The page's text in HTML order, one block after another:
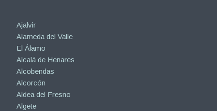
Ajalvir
Alameda del Valle
El Álamo
Alcalá de Henares
Alcobendas
Alcorcón
Aldea del Fresno
Algete